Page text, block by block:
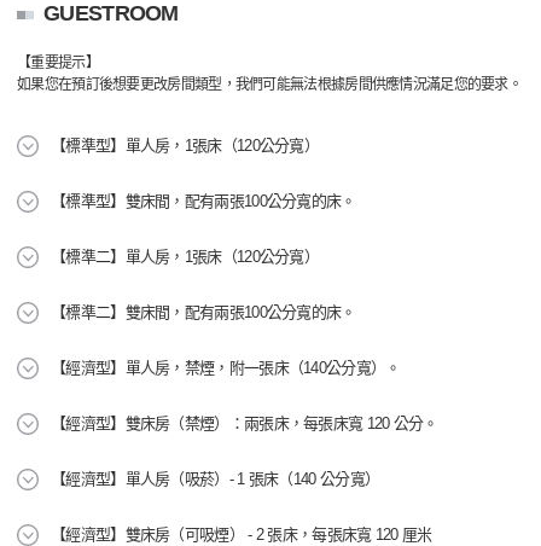
GUESTROOM
【重要提示】
如果您在預訂後想要更改房間類型，我們可能無法根據房間供應情況滿足您的要求。
【標準型】單人房，1張床（120公分寬）
【標準型】雙床間，配有兩張100公分寬的床。
【標準二】單人房，1張床（120公分寬）
【標準二】雙床間，配有兩張100公分寬的床。
【經濟型】單人房，禁煙，附一張床（140公分寬）。
【經濟型】雙床房（禁煙）：兩張床，每張床寬 120 公分。
【經濟型】單人房（吸菸）- 1 張床（140 公分寬）
【經濟型】雙床房（可吸煙） - 2 張床，每張床寬 120 厘米